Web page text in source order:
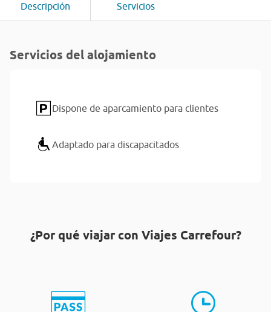
Descripción Servicios
Servicios del alojamiento
Dispone de aparcamiento para clientes
Adaptado para discapacitados
¿Por qué viajar con Viajes Carrefour?